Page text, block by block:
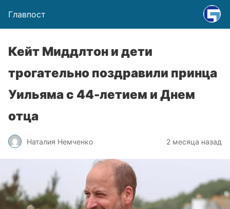
Главпост
Кейт Миддлтон и дети
трогательно поздравили принца
Уильяма с 44-летием и Днем
отца
Наталия Немченко 2 месяца назад